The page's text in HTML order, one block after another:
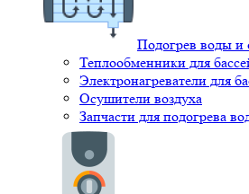
Подогрев воды
Теплообменники для
Электронагреватели для
Осушители воздуха
Запчасти для подогрева